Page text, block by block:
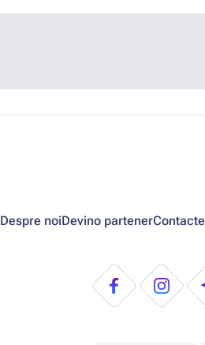
Despre noiDevino partenerContacte